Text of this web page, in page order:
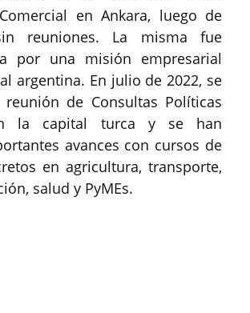
en Ankara, luego de
reuniones. La misma fue
por una misión empresarial
argentina. En julio de 2022, se
de Consultas Políticas
la capital turca y se han
avances con cursos de
en agricultura, transporte,
salud y PyMEs.